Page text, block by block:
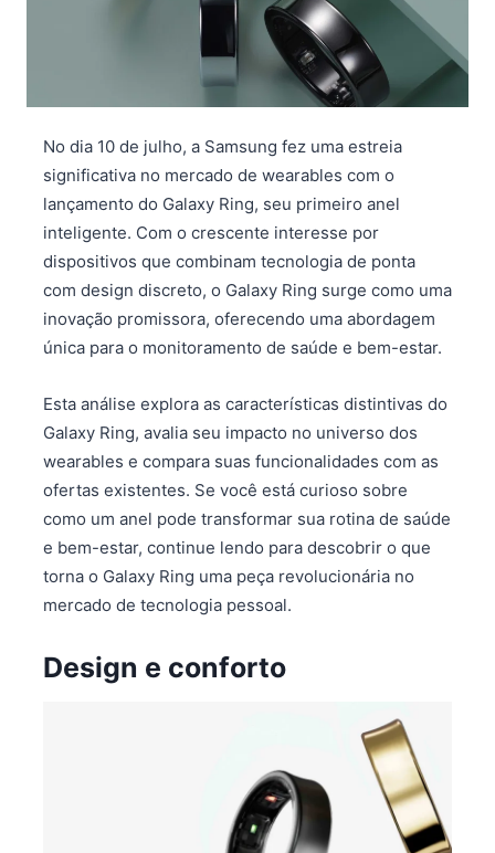
No dia 10 de julho, a Samsung fez uma estreia
significativa no mercado de wearables com o
lançamento do Galaxy Ring, seu primeiro anel
inteligente. Com o crescente interesse por
dispositivos que combinam tecnologia de ponta
com design discreto, o Galaxy Ring surge como uma
inovação promissora, oferecendo uma abordagem
única para o monitoramento de saúde e bem-estar.
Esta análise explora as características distintivas do
Galaxy Ring, avalia seu impacto no universo dos
wearables e compara suas funcionalidades com as
ofertas existentes. Se você está curioso sobre
como um anel pode transformar sua rotina de saúde
e bem-estar, continue lendo para descobrir o que
torna o Galaxy Ring uma peça revolucionária no
mercado de tecnologia pessoal.
Design e conforto